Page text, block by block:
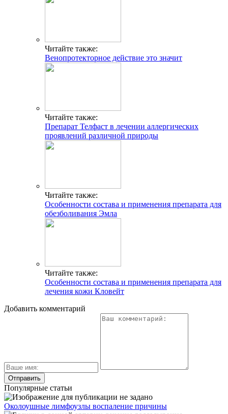
Читайте также:
Венопротекторное действие это значит
Читайте также:
Препарат Телфаст в лечении аллергических
проявлений различной природы
Читайте также:
Особенности состава и применения препарата для
обезболивания Эмла
Читайте также:
Особенности состава и применения препарата для
лечения кожи Кловейт
Добавить комментарий
Популярные статьи
Околоушные лимфоузлы воспаление причины